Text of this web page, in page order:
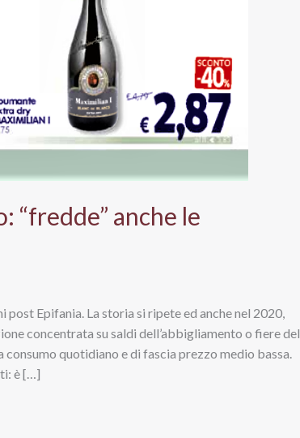
“fredde” anche le
post Epifania. La storia si ripete ed anche nel 2020,
concentrata su saldi dell’abbigliamento o fiere del
quotidiano e di fascia prezzo medio bassa.
è […]